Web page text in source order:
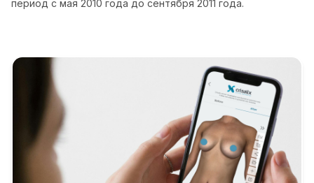
период с мая 2010 года до сентября 2011 года.